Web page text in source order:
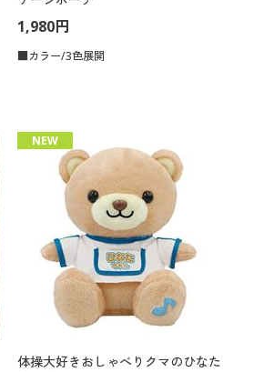
1,980円
■カラー/3色展開
NEW
体操大好きおしゃべりクマのひなた